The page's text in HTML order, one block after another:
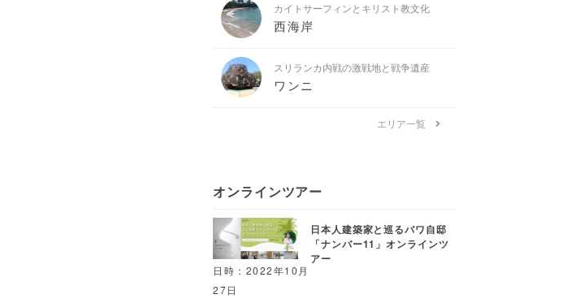
カイトサーフィンとキリスト教文化
西海岸
スリランカ内戦の激戦地と戦争遺産
ワンニ
エリア一覧
オンラインツアー
日本人建築家と巡るバワ自邸
「ナンバー11」オンラインツ
アー
日時：2022年10月
27日